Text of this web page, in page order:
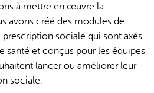
à mettre en œuvre la
avons créé des modules de
sociale qui sont axés
santé et conçus pour les équipes
lancer ou améliorer leur
sociale.